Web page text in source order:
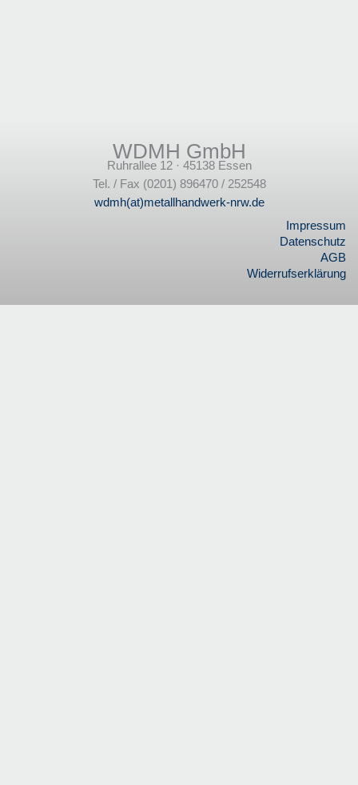
WDMH GmbH
Ruhrallee 12 · 45138 Essen
Tel. / Fax (0201) 896470 / 252548
wdmh(at)metallhandwerk-nrw.de
Impressum
Datenschutz
AGB
Widerrufserklärung